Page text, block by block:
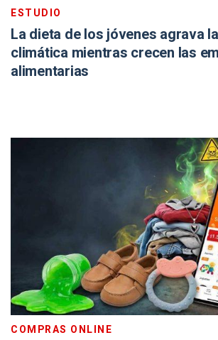
ESTUDIO
La dieta de los jóvenes agrava
climática mientras crecen las
alimentarias
COMPRAS ONLINE